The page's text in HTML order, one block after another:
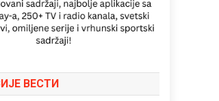
ВЕСТИ